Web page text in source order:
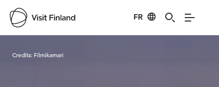
FR
Credits: Filmikamari